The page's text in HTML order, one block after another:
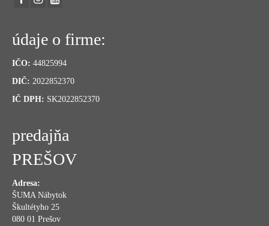
údaje o firme:
IČO: 44825994
DIČ: 2022852370
IČ DPH: SK2022852370
predajňa
PREŠOV
Adresa:
ŠUMA Nábytok
Škultétyho 25
080 01 Prešov